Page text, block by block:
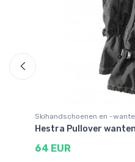
Skihandschoenen en -
Hestra Pullover
64 EUR